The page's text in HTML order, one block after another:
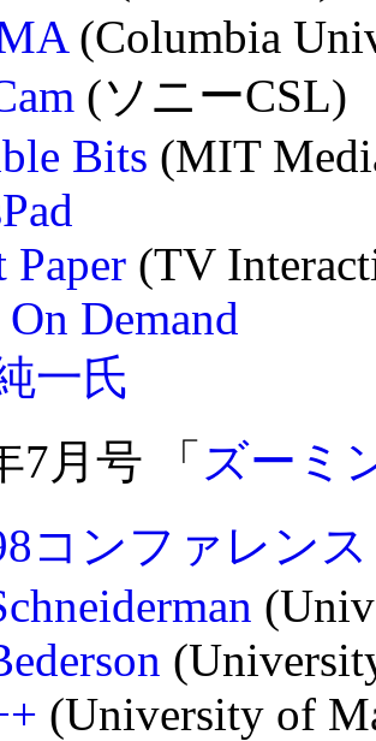
(Columbia
(ソニーCSL)
Bits (MIT
Paper (TV
Demand
一氏
7月号 「 ズーミ
コンファレンス
(University of